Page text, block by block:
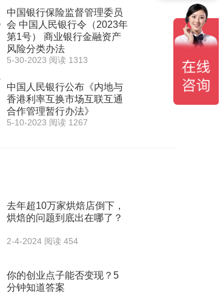
中国银行保险监督管理委员
会 中国人民银行令（2023年
第1号） 商业银行金融资产
风险分类办法
5-30-2023 阅读 1313
中国人民银行公布《内地与
香港利率互换市场互联互通
合作管理暂行办法》
5-10-2023 阅读 1267
去年超10万家烘焙店倒下，
烘焙的问题到底出在哪了？
2-4-2024 阅读 454
你的创业点子能否变现？5
分钟知道答案